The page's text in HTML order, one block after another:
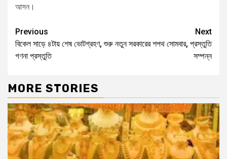
আসন।
Previous
বিকেল সাড়ে ৪টায় শেষ ভোটগ্রহণ, শুরু
গণনা প্রস্তুতি
Next
নতুন সরকারের শপথ সোমবার, প্রস্তুতি
সম্পন্ন
MORE STORIES